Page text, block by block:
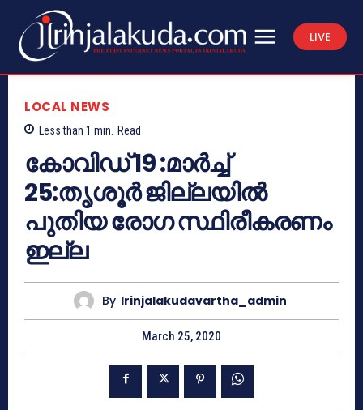
LIVE
LOCAL NEWS
Less than 1 min. Read
കോവിഡ് 19 :മാർച്ച്
25:തൃശൂർ ജില്ലയിൽ
പുതിയ രോഗ സ്ഥിരീകരണം
ഇല്ല
By Irinjalakudavartha_admin
March 25, 2020